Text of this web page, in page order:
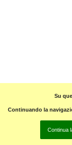
Su
Continuando la
Continua